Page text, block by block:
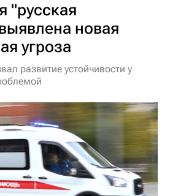
"русская
новая
угроза
развитие устойчивости у